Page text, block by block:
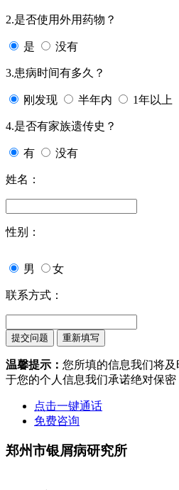
2.是否使用外用药物？
是 没有
3.患病时间有多久？
刚发现 半年内 1年以上
4.是否有家族遗传史？
有 没有
姓名：
性别：
男 女
联系方式：
温馨提示： 您所填的信息我们将
于您的个人信息我们承诺绝对保密
点击一键通话
免费咨询
郑州市银屑病研究所